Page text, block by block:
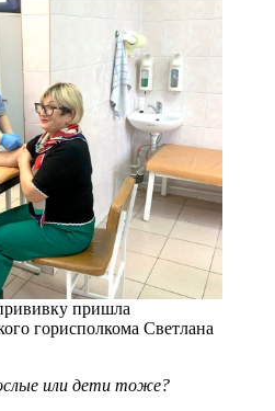
пришла
горисполкома Светлана
или дети тоже?